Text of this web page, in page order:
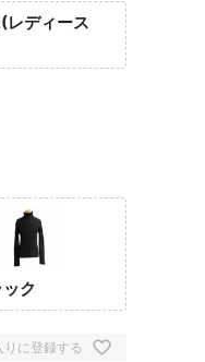
レディース
ク
りに登録する